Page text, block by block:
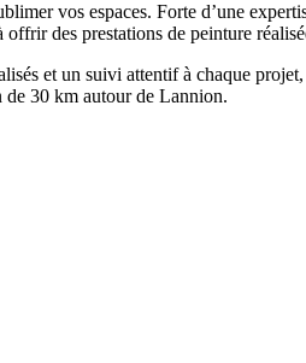
vos espaces. Forte d’une
des prestations de peinture
et un suivi attentif à chaque
de 30 km autour de Lannion.